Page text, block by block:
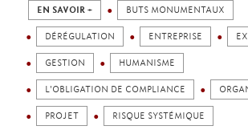
EN SAVOIR + BUTS MONUMENTAUX
DÉRÉGULATION ENTREPRISE
GESTION HUMANISME
L'OBLIGATION DE COMPLIANCE
PROJET RISQUE SYSTÉMIQUE